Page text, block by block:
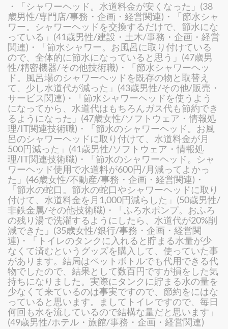
・「シャワーヘッド。水道料金が安くなった」(38
歳男性/専門店/事務・企画・経営関連)・「節水シャ
ワー。シャワーヘッドを交換するだけで、節水にな
っている」(41歳男性/建設・土木/事務・企画・経営
関連)・「節水シャワー。お風呂に取り付けている
ので、全体的に節水になっていると思う」(47歳男
性/精密機器/その他技術職)・「節水シャワーヘッ
ド。風呂場のシャワーヘッドを既存の物と取替え
て、少し水道代が減った」(43歳男性/その他/販売・
サービス関連)・「節水シャワーヘッドを使うよう
になってから、水道代はもちろんガス代も節約でき
るようになった」(47歳女性/ソフトウェア・情報処
理/IT関連技術職)・「節水のシャワーヘッド。お風
呂のシャワーヘッドに取り付けて、水道料金が月
500円減った」(41歳男性/ソフトウェア・情報処
理/IT関連技術職)・「節水のシャワーヘッド。シャ
ワーヘッド使用で水道料が600円/月減ってよかっ
た」(46歳女性/不動産/事務・企画・経営関連)・
「節水の蛇口。節水の蛇口やシャワーヘッドに取り
付けて、水道料金を月1,000円減らした」(50歳男性/
非鉄金属/その他技術職)・「ふろ水ポンプ。おふろ
の残り湯で洗濯するようにしたら、水道代が20%削
減できた」(35歳女性/銀行/事務・企画・経営関
連)・「トイレのタンクに入れると貯まる水量が少
なくて済むというグッズを購入して、使っていた事
があります。結局はペットボトルでも代用できる代
物でしたので、結果として数百円ですが損をした気
持ちになりました。実際にタンクに貯まる水の量を
少なくて来ているのは事実ですので、節約をにはな
っていると思います。ましてトイレですので、毎日
何回も水を流しているので結構な量だと思います」
(49歳男性/ホテル・旅館/事務・企画・経営関連)